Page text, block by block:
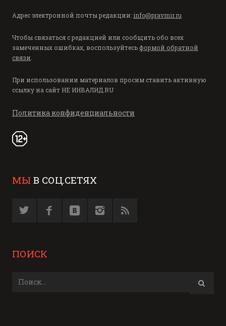
Адрес электронной почты редакции: info@pravmir.ru
Чтобы связаться с редакцией или сообщить обо всех
замеченных ошибках, воспользуйтесь формой обратной
связи
При использовании материалов просим ставить активную
ссылку на сайт НЕ ИНВАЛИД.RU
Политика конфиденциальности
МЫ В СОЦ.СЕТЯХ
ПОИСК